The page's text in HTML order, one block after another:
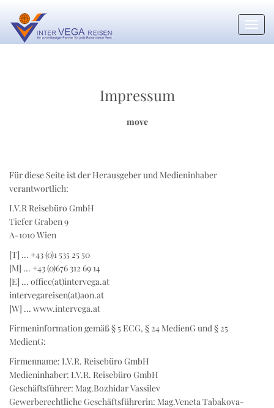
Impressum
move
Für diese Seite ist der Herausgeber und Medieninhaber
verantwortlich:
I.V.R Reisebüro GmbH
Tiefer Graben 9
A-1010 Wien
[T] ... +43 (0)1 535 25 50
[M] ... +43 (0)676 312 69 14
[E] ... office(at)intervega.at
intervegareisen(at)aon.at
[W] ... www.intervega.at
Firmeninformation gemäß § 5 ECG, § 24 MedienG und § 25
MedienG:
Firmenname: I.V.R. Reisebüro GmbH
Medieninhaber: I.V.R. Reisebüro GmbH
Geschäftsführer: Mag.Bozhidar Vassilev
Gewerberechtliche Geschäftsführerin: Mag.Veneta Tabakova-